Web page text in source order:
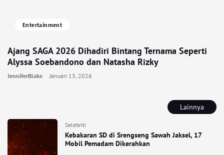
Lainnya
Selebriti
Kebakaran SD di Srengseng Sawah Jaksel, 17
Mobil Pemadam Dikerahkan
Entertainment
Ajang SAGA 2026 Dihadiri Bintang Ternama Seperti
Alyssa Soebandono dan Natasha Rizky
JenniferBlake Januari 13, 2026